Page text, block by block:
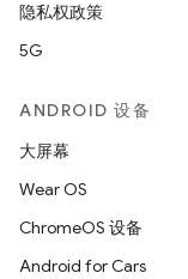
隐私权政策
5G
ANDROID 设备
大屏幕
Wear OS
ChromeOS 设备
Android for Cars